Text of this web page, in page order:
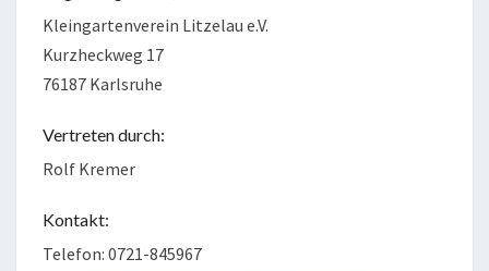
Kleingartenverein Litzelau e.V.
Kurzheckweg 17
76187 Karlsruhe
Vertreten durch:
Rolf Kremer
Kontakt:
Telefon: 0721-845967